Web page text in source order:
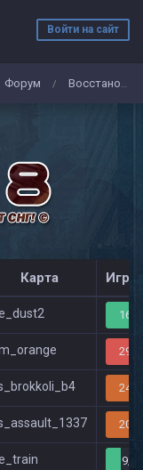
Войти на сайт
Форум / Восстановление ранга на сервере CSDM Пушки + Лазеры | IGRAI18.RU
Карта
16/
29/
24/
20/
9/